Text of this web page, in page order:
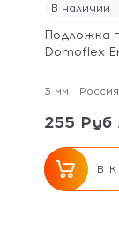
В наличии
Подложка
Domoflex
3 мм Россия
255 Руб
В